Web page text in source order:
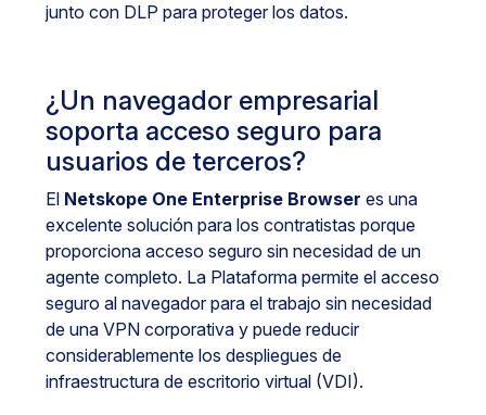
junto con DLP para proteger los datos.
¿Un navegador empresarial
soporta acceso seguro para
usuarios de terceros?
El Netskope One Enterprise Browser es una
excelente solución para los contratistas porque
proporciona acceso seguro sin necesidad de un
agente completo. La Plataforma permite el acceso
seguro al navegador para el trabajo sin necesidad
de una VPN corporativa y puede reducir
considerablemente los despliegues de
infraestructura de escritorio virtual (VDI).